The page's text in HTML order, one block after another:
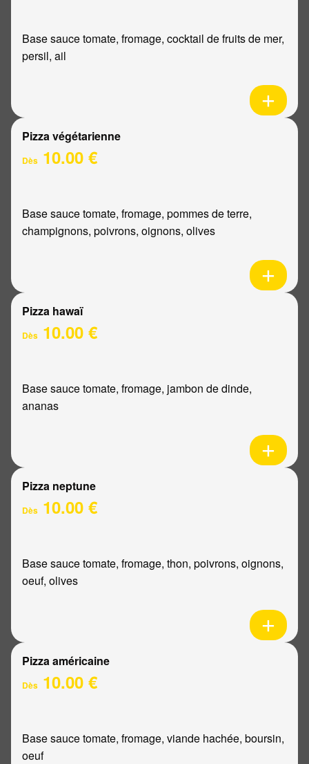
Base sauce tomate, fromage, cocktail de fruits de mer,
persil, ail
Pizza végétarienne
Dès 10.00 €
Base sauce tomate, fromage, pommes de terre,
champignons, poivrons, oignons, olives
Pizza hawaï
Dès 10.00 €
Base sauce tomate, fromage, jambon de dinde,
ananas
Pizza neptune
Dès 10.00 €
Base sauce tomate, fromage, thon, poivrons, oignons,
oeuf, olives
Pizza américaine
Dès 10.00 €
Base sauce tomate, fromage, viande hachée, boursin,
oeuf